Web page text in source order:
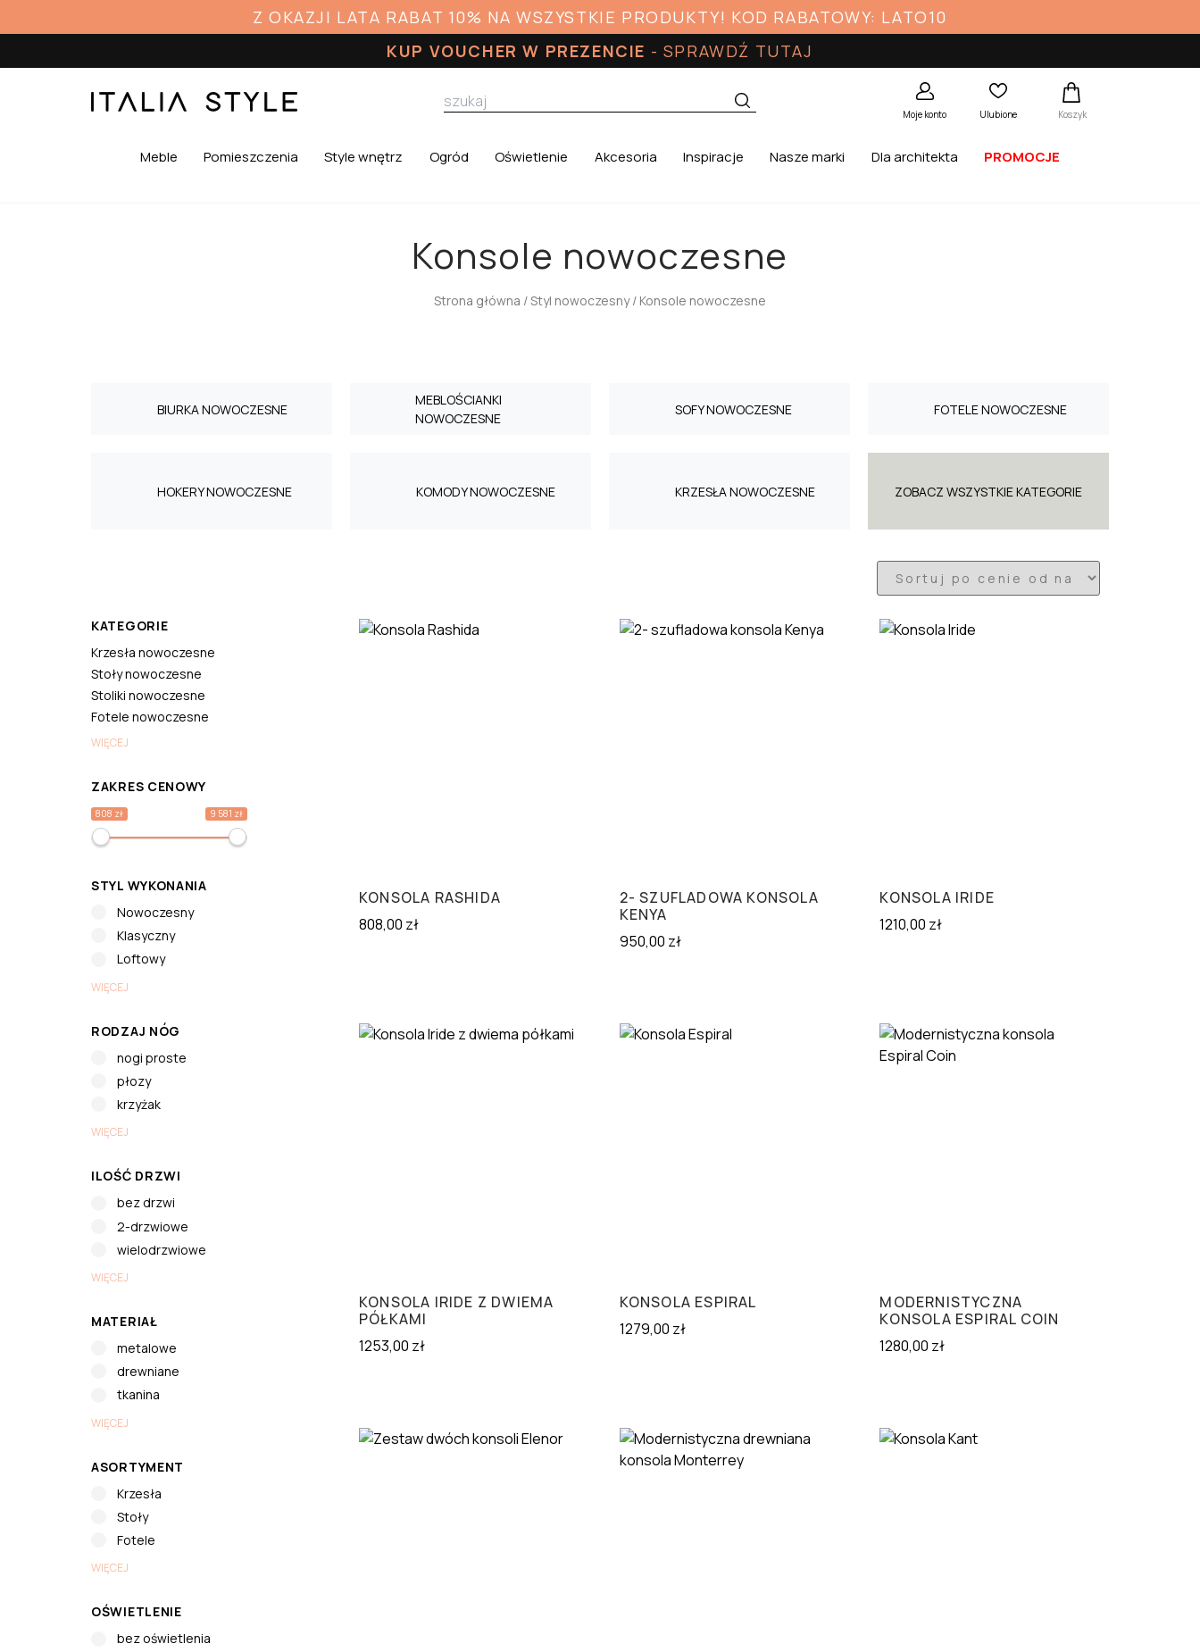
Z OKAZJI LATA RABAT 10% NA WSZYSTKIE PRODUKTY! KOD RABATOWY: LATO10
KUP VOUCHER W PREZENCIE - SPRAWDŹ TUTAJ
Moje konto Ulubione Koszyk
Meble Pomieszczenia Style wnętrz Ogród Oświetlenie Akcesoria Inspiracje Nasze marki Dla architekta PROMOCJE
Konsole nowoczesne
Strona główna /Styl nowoczesny/ Konsole nowoczesne
BIURKA NOWOCZESNE
MEBLOŚCIANKI
NOWOCZESNE
SOFY NOWOCZESNE FOTELE NOWOCZESNE
HOKERY NOWOCZESNE KOMODY NOWOCZESNE KRZESŁA NOWOCZESNE ZOBACZ WSZYSTKIE KATEGORIE
KATEGORIE
Krzesła nowoczesne
Stoły nowoczesne
Stoliki nowoczesne
Fotele nowoczesne
WIĘCEJ
ZAKRES CENOWY
808 zł 9 581 zł
STYL WYKONANIA
Nowoczesny
Klasyczny
Loftowy
WIĘCEJ
RODZAJ NÓG
nogi proste
płozy
krzyżak
WIĘCEJ
ILOŚĆ DRZWI
bez drzwi
2-drzwiowe
wielodrzwiowe
WIĘCEJ
MATERIAŁ
metalowe
drewniane
tkanina
WIĘCEJ
ASORTYMENT
Krzesła
Stoły
Fotele
WIĘCEJ
OŚWIETLENIE
bez oświetlenia
KONSOLA RASHIDA
808,00 zł
2- SZUFLADOWA KONSOLA
KENYA
950,00 zł
KONSOLA IRIDE
1210,00 zł
KONSOLA IRIDE Z DWIEMA
PÓŁKAMI
1253,00 zł
KONSOLA ESPIRAL
1279,00 zł
MODERNISTYCZNA
KONSOLA ESPIRAL COIN
1280,00 zł